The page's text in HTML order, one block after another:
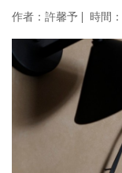
作者：許馨予 時間：